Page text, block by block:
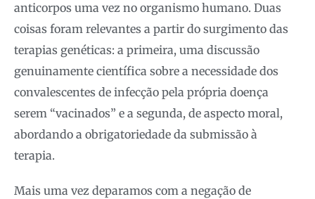
anticorpos uma vez no organismo humano. Duas
coisas foram relevantes a partir do surgimento das
terapias genéticas: a primeira, uma discussão
genuinamente científica sobre a necessidade dos
convalescentes de infecção pela própria doença
serem “vacinados” e a segunda, de aspecto moral,
abordando a obrigatoriedade da submissão à
terapia.
Mais uma vez deparamos com a negação de